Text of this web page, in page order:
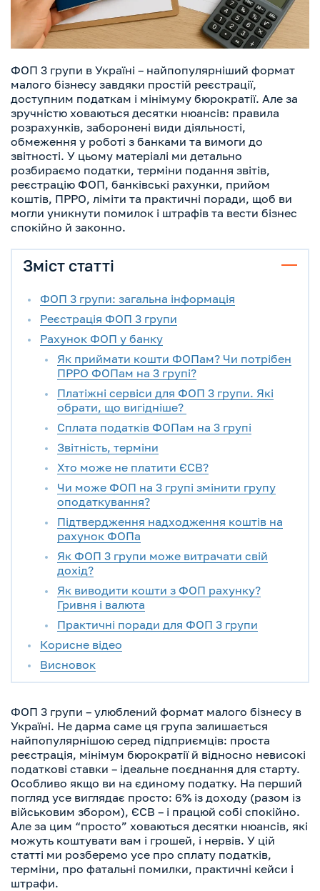
ФОП 3 групи в Україні – найпопулярніший формат
малого бізнесу завдяки простій реєстрації,
доступним податкам і мінімуму бюрократії. Але за
зручністю ховаються десятки нюансів: правила
розрахунків, заборонені види діяльності,
обмеження у роботі з банками та вимоги до
звітності. У цьому матеріалі ми детально
розбираємо податки, терміни подання звітів,
реєстрацію ФОП, банківські рахунки, прийом
коштів, ПРРО, ліміти та практичні поради, щоб ви
могли уникнути помилок і штрафів та вести бізнес
спокійно й законно.
Зміст статті
ФОП 3 групи: загальна інформація
Реєстрація ФОП 3 групи
Рахунок ФОП у банку
Як приймати кошти ФОПам? Чи потрібен
ПРРО ФОПам на 3 групі?
Платіжні сервіси для ФОП 3 групи. Які
обрати, що вигідніше?
Сплата податків ФОПам на 3 групі
Звітність, терміни
Хто може не платити ЄСВ?
Чи може ФОП на 3 групі змінити групу
оподаткування?
Підтвердження надходження коштів на
рахунок ФОПа
Як ФОП 3 групи може витрачати свій
дохід?
Як виводити кошти з ФОП рахунку?
Гривня і валюта
Практичні поради для ФОП 3 групи
Корисне відео
Висновок
ФОП 3 групи – улюблений формат малого бізнесу в
Україні. Не дарма саме ця група залишається
найпопулярнішою серед підприємців: проста
реєстрація, мінімум бюрократії й відносно невисокі
податкові ставки – ідеальне поєднання для старту.
Особливо якщо ви на єдиному податку. На перший
погляд усе виглядає просто: 6% із доходу (разом із
військовим збором), ЄСВ – і працюй собі спокійно.
Але за цим “просто” ховаються десятки нюансів, які
можуть коштувати вам і грошей, і нервів. У цій
статті ми розберемо усе про сплату податків,
терміни, про фатальні помилки, практичні кейси і
штрафи.